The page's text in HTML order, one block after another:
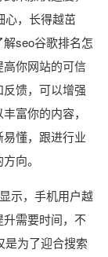
心，长得越茁
seo谷歌排名怎
你网站的可信
馈，可以增强
富你的内容，
懂，跟进行业
向。
示，手机用户越
需要时间，不
是为了迎合搜索